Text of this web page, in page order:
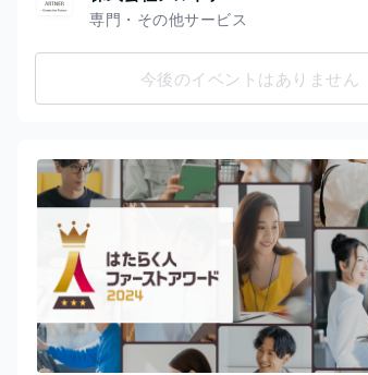
専門・その他サービス
今後のイベントはありません